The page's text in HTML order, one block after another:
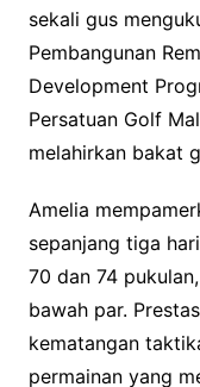
sekali gus
Pembangunan
Development
Persatuan Golf
melahirkan bakat
Amelia
sepanjang tiga
70 dan 74
bawah par.
kematangan
permainan yang